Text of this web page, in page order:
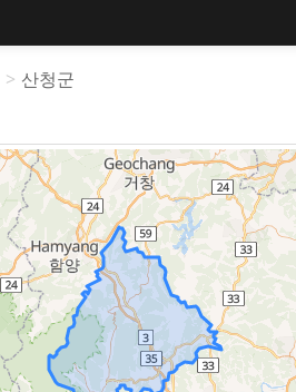
> 산청군